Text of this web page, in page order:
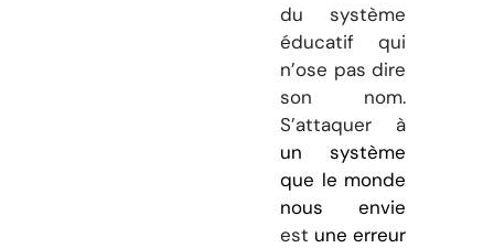
du système
éducatif qui
n’ose pas dire
son nom.
S’attaquer à
un système
que le monde
nous envie
est une erreur